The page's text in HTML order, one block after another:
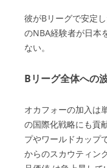
彼がBリーグで安定
のNBA経験者が日本
ない。
Bリーグ全体への
オカフォーの加入は
の国際化戦略にも貢
プやワールドカップ
からのスカウティン